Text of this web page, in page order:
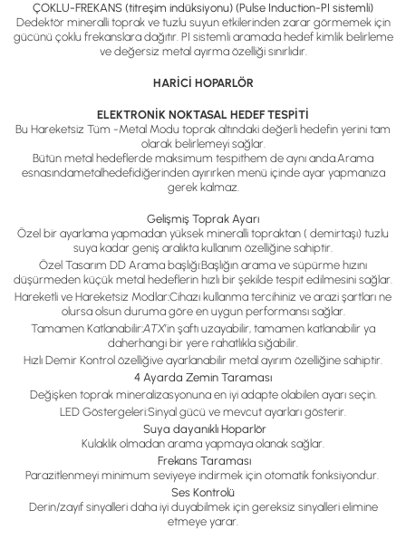
ÇOKLU-FREKANS (titreşim indüksiyonu) (Pulse Induction-PI sistemli)
Dedektör mineralli toprak ve tuzlu suyun etkilerinden zarar görmemek için
gücünü çoklu frekanslara dağıtır. PI sistemli aramada hedef kimlik belirleme
ve değersiz metal ayırma özelliği sınırlıdır.
HARİCİ HOPARLÖR
ELEKTRONİK NOKTASAL HEDEF TESPİTİ
Bu Hareketsiz Tüm -Metal Modu toprak altındaki değerli hedefin yerini tam
olarak belirlemeyi sağlar.
Bütün metal hedeflerde maksimum tespithem de aynı anda.Arama
esnasındametalhedefidiğerinden ayırırken menü içinde ayar yapmanıza
gerek kalmaz.
Gelişmiş Toprak Ayarı
Özel bir ayarlama yapmadan yüksek mineralli topraktan ( demirtaşı) tuzlu
suya kadar geniş aralıkta kullanım özelliğine sahiptir.
Özel Tasarım DD Arama başlığı:Başlığın arama ve süpürme hızını
düşürmeden küçük metal hedeflerin hızlı bir şekilde tespit edilmesini sağlar.
Hareketli ve Hareketsiz Modlar:Cihazı kullanma tercihiniz ve arazi şartları ne
olursa olsun duruma göre en uygun performansı sağlar.
Tamamen Katlanabilir:ATX’in şaftı uzayabilir, tamamen katlanabilir ya
daherhangi bir yere rahatlıkla sığabilir.
Hızlı Demir Kontrol özelliğive ayarlanabilir metal ayırım özelliğine sahiptir.
4 Ayarda Zemin Taraması
Değişken toprak mineralizasyonuna en iyi adapte olabilen ayarı seçin.
LED Göstergeleri:Sinyal gücü ve mevcut ayarları gösterir.
Suya dayanıklı Hoparlör
Kulaklık olmadan arama yapmaya olanak sağlar.
Frekans Taraması
Parazitlenmeyi minimum seviyeye indirmek için otomatik fonksiyondur.
Ses Kontrolü
Derin/zayıf sinyalleri daha iyi duyabilmek için gereksiz sinyalleri elimine
etmeye yarar.